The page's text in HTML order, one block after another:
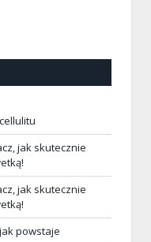
jak skutecznie
jak skutecznie
powstaje